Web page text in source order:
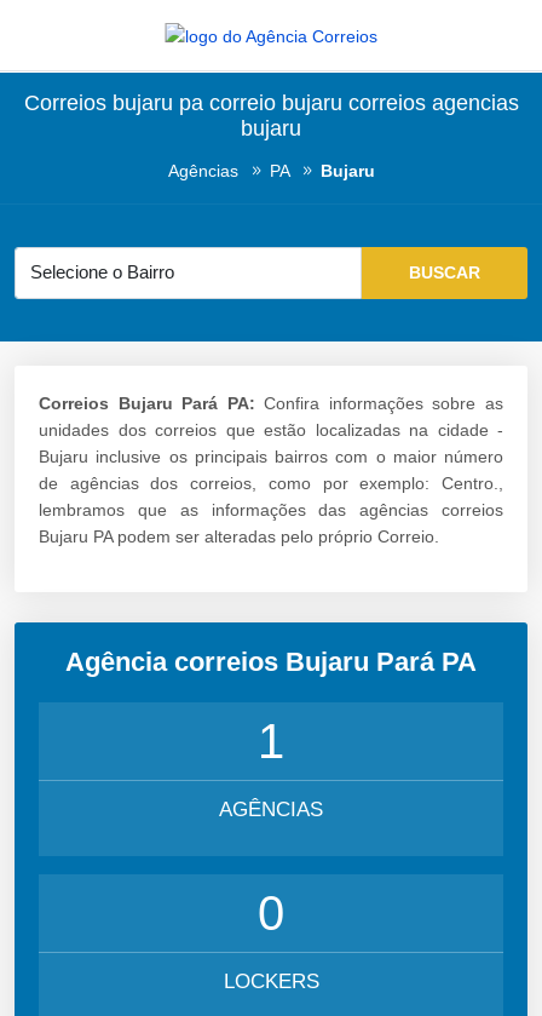
Correios bujaru pa correio bujaru correios agencias
bujaru
Agências PA Bujaru
Correios Bujaru Pará PA: Confira informações sobre as
unidades dos correios que estão localizadas na cidade -
Bujaru inclusive os principais bairros com o maior número
de agências dos correios, como por exemplo: Centro.,
lembramos que as informações das agências correios
Bujaru PA podem ser alteradas pelo próprio Correio.
Agência correios Bujaru Pará PA
1
AGÊNCIAS
0
LOCKERS